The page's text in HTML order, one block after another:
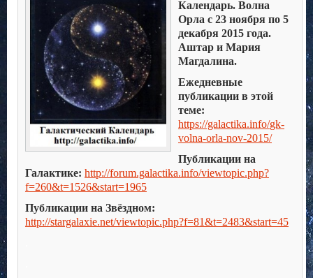
Календарь. Волна
Орла с 23 ноября по 5
декабря 2015 года.
Аштар и Мария
Магдалина.
Ежедневные
публикации в этой
теме:
https://galactika.info/gk-
volna-orla-nov-2015/
Публикации на
Галактике: http://forum.galactika.info/viewtopic.php?
f=260&t=1526&start=1965
Публикации на Звёздном:
http://stargalaxie.net/viewtopic.php?f=81&t=2483&start=45